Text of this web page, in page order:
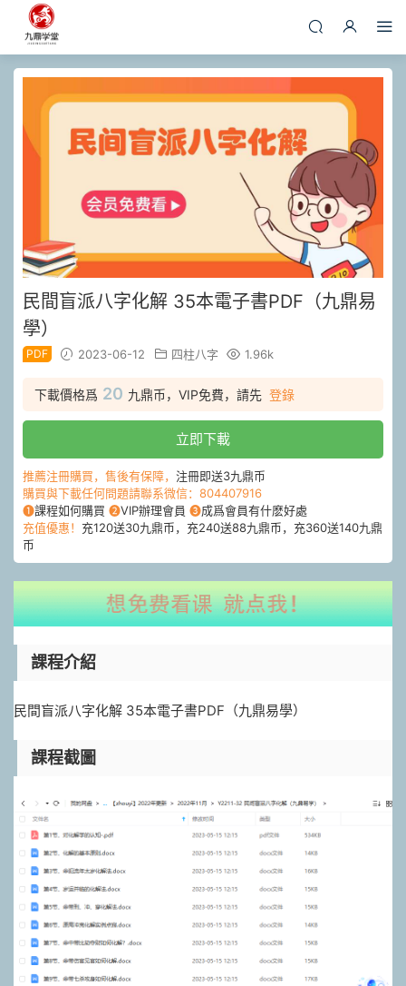
民間盲派八字化解 35本電子書PDF（九鼎易
學）
PDF 2023-06-12 四柱八字 1.96k
下載價格爲 20 九鼎币，VIP免費，請先 登錄
立即下載
推薦注冊購買，售後有保障， 注冊即送3九鼎币
購買與下載任何問題請聯系微信：804407916
❶課程如何購買 ❷VIP辦理會員 ❸成爲會員有什麽好處
充值優惠！ 充120送30九鼎币，充240送88九鼎币，充360送140九鼎
币
課程介紹
民間盲派八字化解 35本電子書PDF（九鼎易學）
課程截圖